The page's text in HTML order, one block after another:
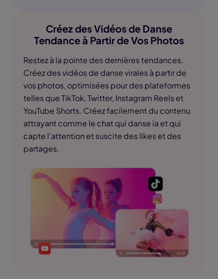
Créez des Vidéos de Danse
Tendance à Partir de Vos Photos
Restez à la pointe des dernières tendances.
Créez des vidéos de danse virales à partir de
vos photos, optimisées pour des plateformes
telles que TikTok, Twitter, Instagram Reels et
YouTube Shorts. Créez facilement du contenu
attrayant comme le chat qui danse ia et qui
capte l'attention et suscite des likes et des
partages.